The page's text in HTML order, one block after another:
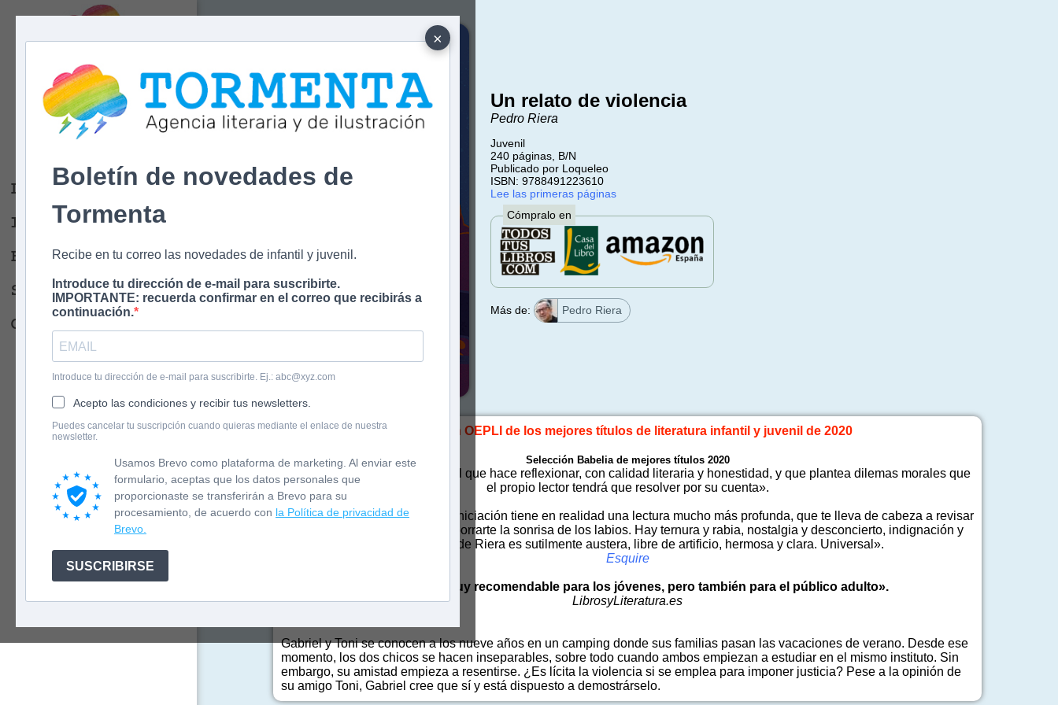
×
Boletín de novedades de
Tormenta
Recibe en tu correo las novedades de infantil y juvenil.
Introduce tu dirección de e-mail para suscribirte.
IMPORTANTE: recuerda confirmar en el correo que recibirás a
continuación.
Introduce tu dirección de e-mail para suscribirte. Ej.: abc@xyz.com
Acepto las condiciones y recibir tus newsletters.
Puedes cancelar tu suscripción cuando quieras mediante el enlace de nuestra
newsletter.
Usamos Brevo como plataforma de marketing. Al enviar este
formulario, aceptas que los datos personales que
proporcionaste se transferirán a Brevo para su
procesamiento, de acuerdo con la Política de privacidad de
Brevo.
SUSCRIBIRSE
Tormenta
Agencia literaria
Libros
Ilustradores
Escritores
Sobre nosotros
Contacto
English version
Newsletter
Un relato de violencia
Pedro Riera
Juvenil
240 páginas, B/N
Publicado por Loqueleo
ISBN: 9788491223610
Lee las primeras páginas
Cómpralo en
Más de: Pedro Riera
Selección OEPLI de los mejores títulos de literatura infantil y juvenil de 2020
Selección Babelia de mejores títulos 2020
«Una interesante novela juvenil que hace reflexionar, con calidad literaria y honestidad, y que plantea dilemas morales que
el propio lector tendrá que resolver por su cuenta».
«Lo que parece una novela de iniciación tiene en realidad una lectura mucho más profunda, que te lleva de cabeza a revisar
tus ideas preconcebidas, sin borrarte la sonrisa de los labios. Hay ternura y rabia, nostalgia y desconcierto, indignación y
amor. La prosa de Riera es sutilmente austera, libre de artificio, hermosa y clara. Universal».
Esquire
«Una lectura muy recomendable para los jóvenes, pero también para el público adulto».
LibrosyLiteratura.es
Gabriel y Toni se conocen a los nueve años en un camping donde sus familias pasan las vacaciones de verano. Desde ese
momento, los dos chicos se hacen inseparables, sobre todo cuando ambos empiezan a estudiar en el mismo instituto. Sin
embargo, su amistad empieza a resentirse. ¿Es lícita la violencia si se emplea para imponer justicia? Pese a la opinión de
su amigo Toni, Gabriel cree que sí y está dispuesto a demostrárselo.